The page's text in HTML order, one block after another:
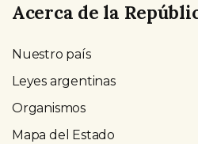
Acerca de la
Nuestro país
Leyes argentinas
Organismos
Mapa del Estado